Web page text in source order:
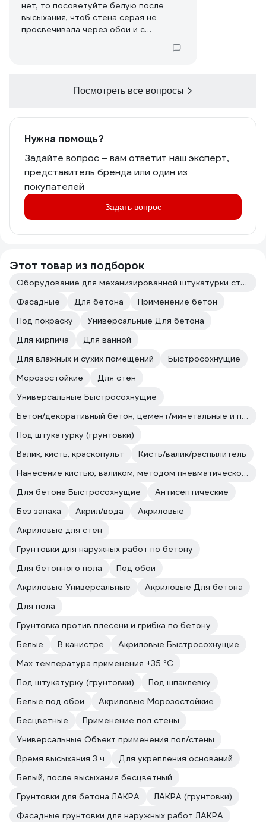
нет, то посоветуйте белую после
высыхания, чтоб стена серая не
просвечивала через обои и с
Посмотреть все вопросы
Нужна помощь?
Задайте вопрос – вам ответит наш эксперт,
представитель бренда или один из
покупателей
Задать вопрос
Этот товар из подборок
Оборудование для механизированной штукатурки стен
Фасадные
Для бетона
Применение бетон
Под покраску
Универсальные Для бетона
Для кирпича
Для ванной
Для влажных и сухих помещений
Быстросохнущие
Морозостойкие
Для стен
Универсальные Быстросохнущие
Бетон/декоративный бетон, цемент/минетальные и полимерные декоративные штукатурки/прочие впитывающие поверхности
Под штукатурку (грунтовки)
Валик, кисть, краскопульт
Кисть/валик/распылитель
Нанесение кистью, валиком, методом пневматического и безвоздушного распыления.
Для бетона Быстросохнущие
Антисептические
Без запаха
Акрил/вода
Акриловые
Акриловые для стен
Грунтовки для наружных работ по бетону
Для бетонного пола
Под обои
Акриловые Универсальные
Акриловые Для бетона
Для пола
Грунтовка против плесени и грибка по бетону
Белые
В канистре
Акриловые Быстросохнущие
Max температура применения +35 °С
Под штукатурку (грунтовки)
Под шпаклевку
Белые под обои
Акриловые Морозостойкие
Бесцветные
Применение пол стены
Универсальные Объект применения пол/стены
Время высыхания 3 ч
Для укрепления оснований
Белый, после высыхания бесцветный
Грунтовки для бетона ЛАКРА
ЛАКРА (грунтовки)
Фасадные грунтовки для наружных работ ЛАКРА